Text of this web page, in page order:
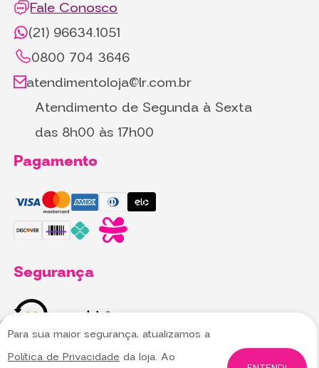
Utilizamos cookies para oferecer melhor
experiência, melhorar o desempenho, analisar
Utilizamos cookies para oferecer melhor
experiência, melhorar o desempenho, analisar
Para sua maior segurança, atualizamos a
Política de Privacidadeda loja. Ao
Fale Conosco
(21) 96634.1051
0800 704 3646
atendimentoloja@lr.com.br
Atendimento de Segunda à Sexta
das 8h00 às 17h00
Pagamento
Segurança